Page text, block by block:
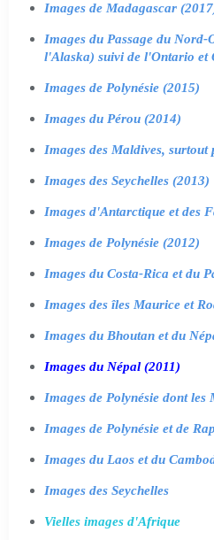
Images de Madagascar
Images du Passage du Nord-
l'Alaska) suivi de l'Ontario et
Images de Polynésie (2015)
Images du Pérou (2014)
Images des Maldives, surtout
Images des Seychelles (2013)
Images d'Antarctique et des
Images de Polynésie (2012)
Images du Costa-Rica et du
Images des îles Maurice et
Images du Bhoutan et du
Images du Népal (2011)
Images de Polynésie dont les
Images de Polynésie et de
Images du Laos et du
Images des Seychelles
Vielles images d'Afrique